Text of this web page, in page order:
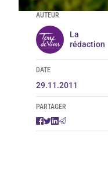
AUTEUR
La
rédaction
DATE
29.11.2011
PARTAGER